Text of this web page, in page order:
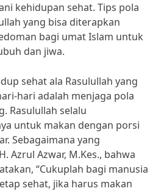
kehidupan sehat. Tips pola
yang bisa diterapkan
bagi umat Islam untuk
dan jiwa.
sehat ala Rasulullah yang
hari adalah menjaga pola
Rasulullah selalu
untuk makan dengan porsi
Sebagaimana yang
Azrul Azwar, M.Kes., bahwa
“Cukuplah bagi manusia
sehat, jika harus makan